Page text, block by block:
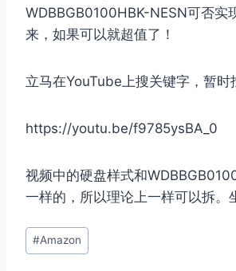
WDBBGB0100HBK-NESN可否实
来，如果可以就超值了！
立马在YouTube上搜关键字，暂时
https://youtu.be/f9785ysBA_0
视频中的硬盘样式和
一样的，所以理论上一样可以拆。
文
章
#Amazon